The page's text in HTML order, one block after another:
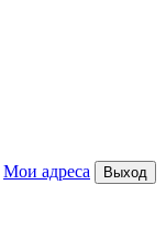
Мои адреса Выход